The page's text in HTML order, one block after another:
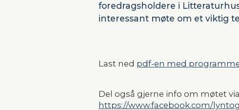
foredragsholdere i
interessant møte om et viktig
Last ned pdf-en med
Del også gjerne info om møtet
https://www.facebook.com/